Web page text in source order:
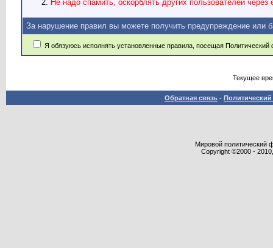
Не надо спамить, оскорблять других пользователей
За нарушение правил вы можете получить предупреждение или
Я обязуюсь исполнять установленные правила, посещая
Текущее
Обратная связь -
Мировой политический
Copyright ©2000 -